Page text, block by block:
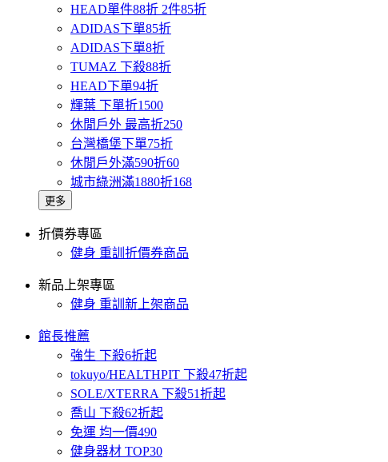
HEAD單件88折 2件85折
ADIDAS下單85折
ADIDAS下單8折
TUMAZ 下殺88折
HEAD下單94折
輝葉 下單折1500
休閒戶外 最高折250
台灣橋堡下單75折
休閒戶外滿590折60
城市綠洲滿1880折168
更多
折價券專區
健身 重訓折價券商品
新品上架專區
健身 重訓新上架商品
館長推薦
強生 下殺6折起
tokuyo/HEALTHPIT 下殺47折起
SOLE/XTERRA 下殺51折起
喬山 下殺62折起
免運 均一價490
健身器材 TOP30